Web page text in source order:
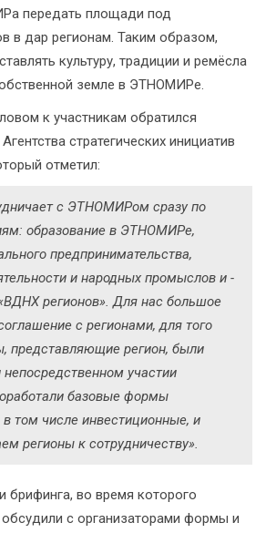
передать площади под
в дар регионам. Таким образом,
культуру, традиции и ремёсла
земле в ЭТНОМИРе.
к участникам обратился
стратегических инициатив
отметил:
с ЭТНОМИРом сразу по
образование в ЭТНОМИРе,
предпринимательства,
и народных промыслов и -
регионов». Для нас большое
с регионами, для того
представляющие регион, были
участии
базовые формы
том числе инвестиционные, и
регионы к сотрудничеству».
брифинга, во время которого
обсудили с организаторами формы и